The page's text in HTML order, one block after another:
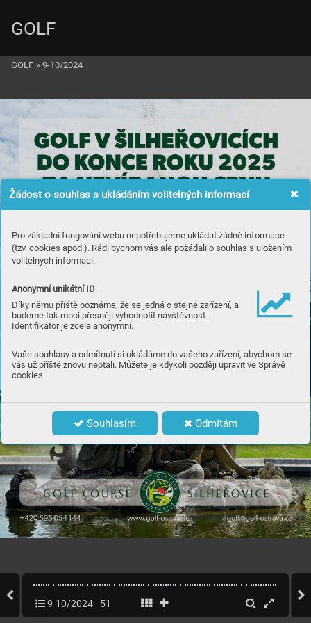
Žádost o souhlas s ukládáním volitelných informací
Pro základní fungování webu nepotřebujeme ukládat žádné informace
(tzv. cookies apod.). Rádi bychom vás ale požádali o souhlas s uložením
volitelných informací:
Anonymní unikátní ID
Díky němu příště poznáme, že se jedná o stejné zařízení, a
budeme tak moci přesněji vyhodnotit návštěvnost.
Identifikátor je zcela anonymní.
Vaše souhlasy a odmítnutí si ukládáme do vašeho zařízení, abychom se
vás už příště znovu neptali. Můžete je kdykoli později upravit ve Správě
cookies
Souhlasím Odmítám
GOLF
GOLF » 9-10/2024
9-10/2024 51